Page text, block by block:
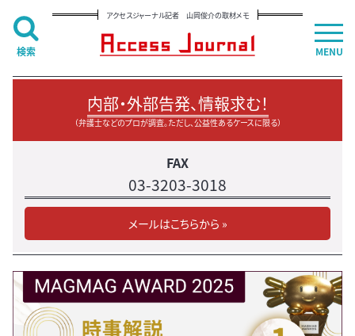
アクセスジャーナル記者 山岡俊介の取材メモ
内部・外部告発、情報求む！
（弁護士などのプロが調査。ただし、公益性あるケースに限る）
FAX
03-3203-3018
メールはこちらから »
MENU
検索